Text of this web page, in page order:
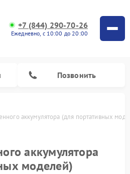
+7 (844) 290-70-26
Ежедневно, с 10:00 до 20:00
Позвонить
аккумулятора (для портативных
аккумулятора
моделей)